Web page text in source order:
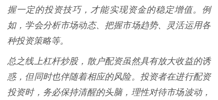
握一定的投资技巧，才能实现资金的稳定增值。例
如，学会分析市场动态、把握市场趋势、灵活运用各
种投资策略等。
总之线上杠杆炒股，散户配资虽然具有放大收益的诱
惑，但同时也伴随着相应的风险。投资者在进行配资
投资时，务必保持清醒的头脑，理性对待市场波动，